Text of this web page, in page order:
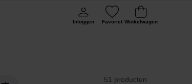
Inloggen Favoriet Winkelwagen
51 producten